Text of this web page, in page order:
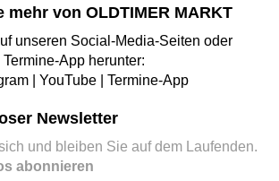
mehr von OLDTIMER MARKT
unseren Social-Media-Seiten oder
App herunter:
YouTube Termine-App
Newsletter
und bleiben Sie auf dem Laufenden.
abonnieren